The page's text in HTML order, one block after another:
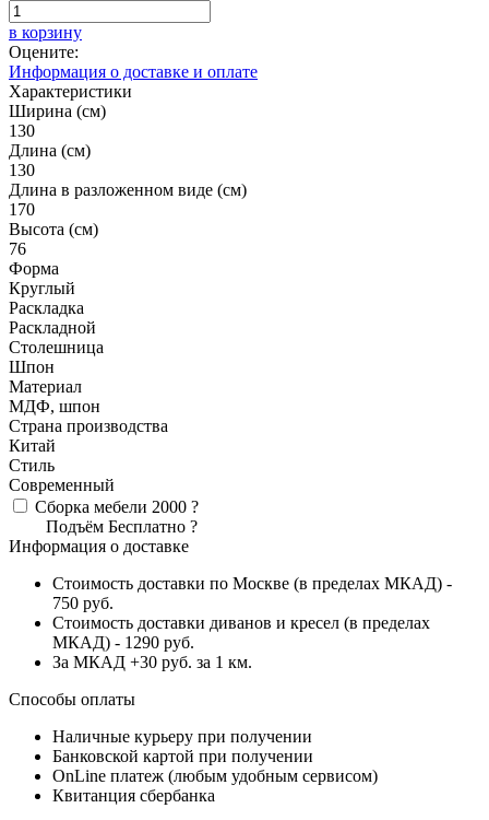
в корзину
Оцените:
Информация о доставке и оплате
Характеристики
Ширина (см)
130
Длина (см)
130
Длина в разложенном виде (см)
170
Высота (см)
76
Форма
Круглый
Раскладка
Раскладной
Столешница
Шпон
Материал
МДФ, шпон
Страна производства
Китай
Стиль
Современный
Сборка мебели 2000 ?
Подъём Бесплатно ?
Информация о доставке
Стоимость доставки по Москве (в пределах МКАД) -
750 руб.
Стоимость доставки диванов и кресел (в пределах
МКАД) - 1290 руб.
За МКАД +30 руб. за 1 км.
Способы оплаты
Наличные курьеру при получении
Банковской картой при получении
OnLine платеж (любым удобным сервисом)
Квитанция сбербанка